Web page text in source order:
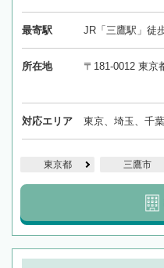
最寄駅 JR「三鷹駅」徒
所在地 〒181-0012 東京
対応エリア 東京、埼玉、千
東京都 三鷹市